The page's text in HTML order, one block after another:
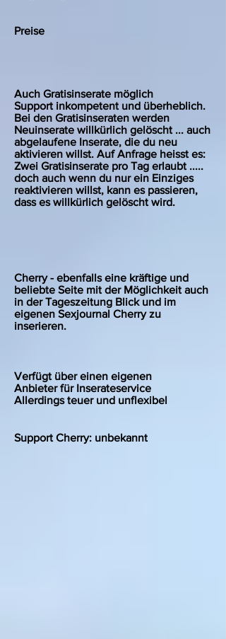
Preise
Auch Gratisinserate möglich
Support inkompetent und überheblich.
Bei den Gratisinseraten werden
Neuinserate willkürlich gelöscht ... auch
abgelaufene Inserate, die du neu
aktivieren willst. Auf Anfrage heisst es:
Zwei Gratisinserate pro Tag erlaubt .....
doch auch wenn du nur ein Einziges
reaktivieren willst, kann es passieren,
dass es willkürlich gelöscht wird.
Cherry - ebenfalls eine kräftige und
beliebte Seite mit der Möglichkeit auch
in der Tageszeitung Blick und im
eigenen Sexjournal Cherry zu
inserieren.
Verfügt über einen eigenen
Anbieter für Inserateservice
Allerdings teuer und unflexibel
Support Cherry: unbekannt